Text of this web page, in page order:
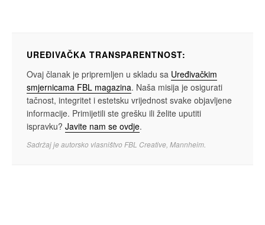
UREĐIVAČKA TRANSPARENTNOST:
Ovaj članak je pripremljen u skladu sa Uređivačkim
smjernicama FBL magazina. Naša misija je osigurati
tačnost, integritet i estetsku vrijednost svake objavljene
informacije. Primijetili ste grešku ili želite uputiti
ispravku? Javite nam se ovdje.
Sadržaj je autorsko vlasništvo FBL Creative, Mannheim.